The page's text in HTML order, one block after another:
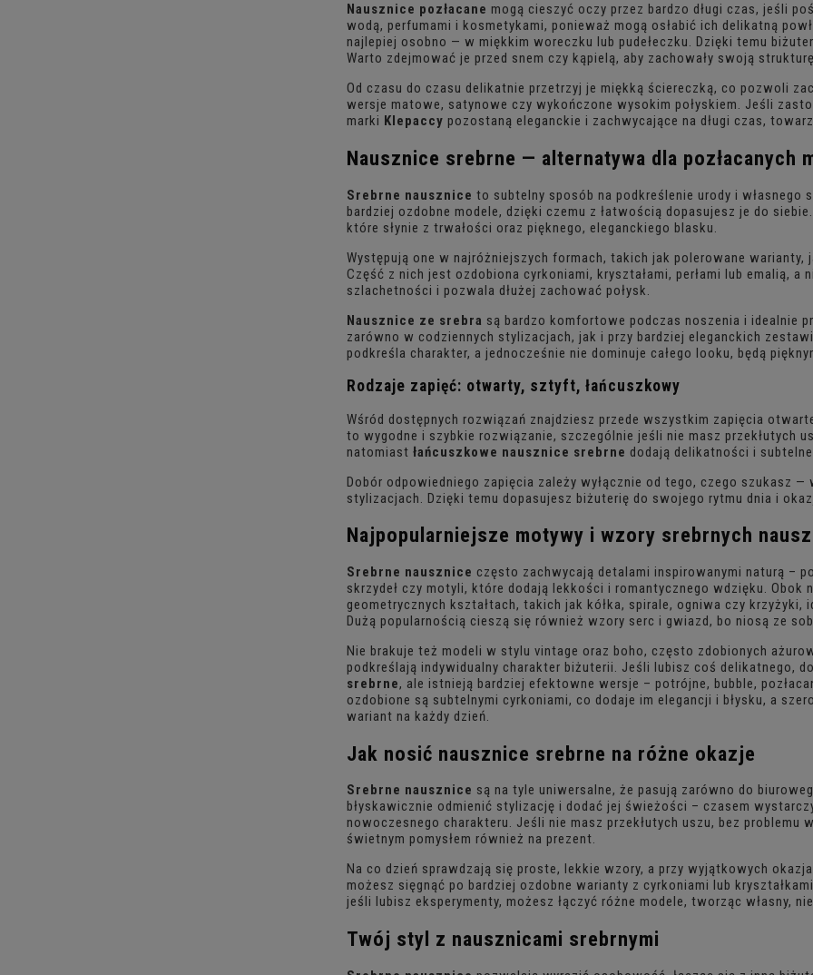
Nausznice pozłacane mogą cieszyć oczy przez bardzo długi czas, jeśli
wodą, perfumami i kosmetykami, ponieważ mogą osłabić ich delikatną
najlepiej osobno — w miękkim woreczku lub pudełeczku. Dzięki temu
Warto zdejmować je przed snem czy kąpielą, aby zachowały swoją
Od czasu do czasu delikatnie przetrzyj je miękką ściereczką, co pozwoli
wersje matowe, satynowe czy wykończone wysokim połyskiem. Jeśli
marki Klepaccy pozostaną eleganckie i zachwycające na długi czas,
Nausznice srebrne — alternatywa dla pozłacanych
Srebrne nausznice to subtelny sposób na podkreślenie urody i
bardziej ozdobne modele, dzięki czemu z łatwością dopasujesz je do
które słynie z trwałości oraz pięknego, eleganckiego blasku.
Występują one w najróżniejszych formach, takich jak polerowane
Część z nich jest ozdobiona cyrkoniami, kryształami, perłami lub emalią,
szlachetności i pozwala dłużej zachować połysk.
Nausznice ze srebra są bardzo komfortowe podczas noszenia i idealnie
zarówno w codziennych stylizacjach, jak i przy bardziej eleganckich
podkreśla charakter, a jednocześnie nie dominuje całego looku, będą
Rodzaje zapięć: otwarty, sztyft, łańcuszkowy
Wśród dostępnych rozwiązań znajdziesz przede wszystkim zapięcia
to wygodne i szybkie rozwiązanie, szczególnie jeśli nie masz przekłutych
natomiast łańcuszkowe nausznice srebrne dodają delikatności i
Dobór odpowiedniego zapięcia zależy wyłącznie od tego, czego szukasz
stylizacjach. Dzięki temu dopasujesz biżuterię do swojego rytmu dnia i
Najpopularniejsze motywy i wzory srebrnych
Srebrne nausznice często zachwycają detalami inspirowanymi naturą –
skrzydeł czy motyli, które dodają lekkości i romantycznego wdzięku.
geometrycznych kształtach, takich jak kółka, spirale, ogniwa czy
Dużą popularnością cieszą się również wzory serc i gwiazd, bo niosą ze
Nie brakuje też modeli w stylu vintage oraz boho, często zdobionych
podkreślają indywidualny charakter biżuterii. Jeśli lubisz coś delikatnego,
srebrne, ale istnieją bardziej efektowne wersje – potrójne, bubble,
ozdobione są subtelnymi cyrkoniami, co dodaje im elegancji i błysku, a
wariant na każdy dzień.
Jak nosić nausznice srebrne na różne okazje
Srebrne nausznice są na tyle uniwersalne, że pasują zarówno do
błyskawicznie odmienić stylizację i dodać jej świeżości – czasem
nowoczesnego charakteru. Jeśli nie masz przekłutych uszu, bez problemu
świetnym pomysłem również na prezent.
Na co dzień sprawdzają się proste, lekkie wzory, a przy wyjątkowych
możesz sięgnąć po bardziej ozdobne warianty z cyrkoniami lub
jeśli lubisz eksperymenty, możesz łączyć różne modele, tworząc własny,
Twój styl z nausznicami srebrnymi